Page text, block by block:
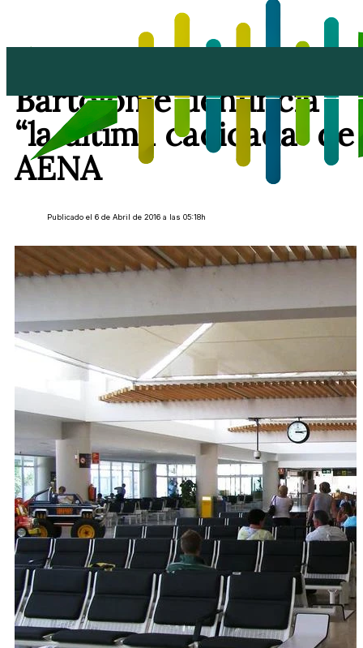
Bartolome denuncia
“la última cacicada” de
AENA
Publicado el 6 de Abril de 2016 a las 05:18h